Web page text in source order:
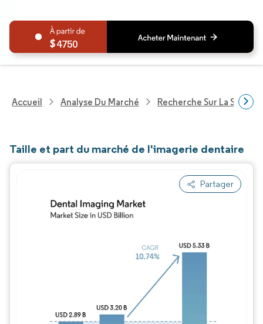
4750
Accueil Analyse Du Marché Recherche Sur La Santé
Taille et part du marché de l'imagerie dentaire
Partager
Image © Mordor Intelligence. La